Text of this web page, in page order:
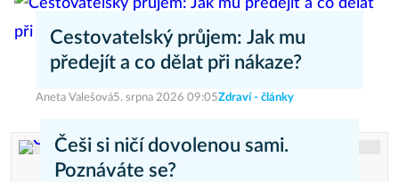
Cestovatelský průjem: Jak mu
předejít a co dělat při nákaze?
Aneta Valešová5. srpna 2026 09:05Zdraví - články
Češi si ničí dovolenou sami.
Poznáváte se?